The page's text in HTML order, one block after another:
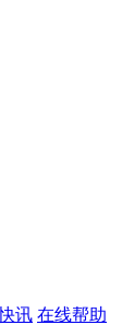
讯 在线帮助